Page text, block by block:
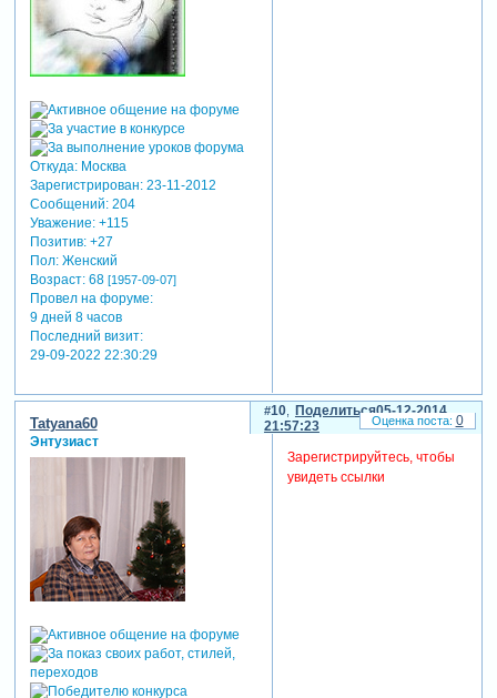
Откуда:Москва
Зарегистрирован: 23-11-2012
Сообщений:204
Уважение: +115
Позитив: +27
Пол:Женский
Возраст:68 [1957-09-07]
Провел на форуме:
9 дней 8 часов
Последний визит:
29-09-2022 22:30:29
Поделиться
10
05-12-2014
21:57:23
Tatyana60
Энтузиаст
Зарегистрируйтесь, чтобы
увидеть ссылки
0